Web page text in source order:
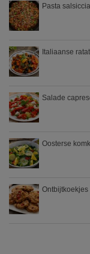
Pasta
Italiaanse
Salade
Oosterse
Ontbijtkoekjes